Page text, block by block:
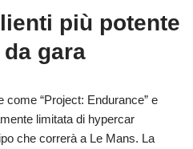
più potente
gara
come “Project: Endurance” e
limitata di hypercar
che correrà a Le Mans. La